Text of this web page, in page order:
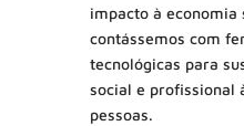
impacto à
contássemos com
tecnológicas para
social e profissional
pessoas.